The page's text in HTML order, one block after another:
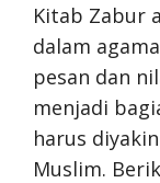
Kitab Zabur
dalam
pesan dan
menjadi
harus
Muslim.